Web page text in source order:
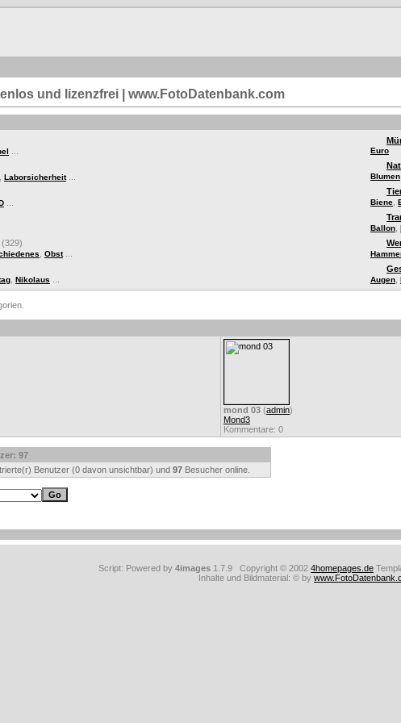
und lizenzfrei | www.FotoDatenbank.com
Laborsicherheit...
(329)
Obst...
Nikolaus
Euro
Blumen
Biene
Ballon
Augen
mond 03 (admin)
Mond3
Kommentare: 0
97
Benutzer (0 davon unsichtbar) und 97 Besucher online.
Script: Powered by 4images 1.7.9 Copyright © 2002 4homepages.de
Inhalte und Bildmaterial: © by